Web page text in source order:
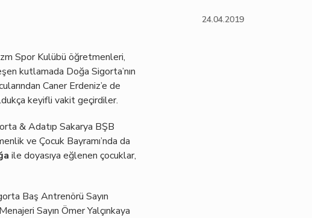
24.04.2019
Spor Kulübü öğretmenleri,
kutlamada Doğa Sigorta’nın
Caner Erdeniz’e de
keyifli vakit geçirdiler.
& Adatıp Sakarya BŞB
ve Çocuk Bayramı’nda da
ile doyasıya eğlenen çocuklar,
Baş Antrenörü Sayın
Sayın Ömer Yalçınkaya